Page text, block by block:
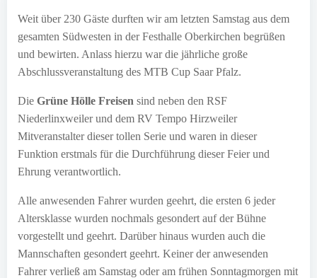
Weit über 230 Gäste durften wir am letzten Samstag aus dem
gesamten Südwesten in der Festhalle Oberkirchen begrüßen
und bewirten. Anlass hierzu war die jährliche große
Abschlussveranstaltung des MTB Cup Saar Pfalz.
Die Grüne Hölle Freisen sind neben den RSF
Niederlinxweiler und dem RV Tempo Hirzweiler
Mitveranstalter dieser tollen Serie und waren in dieser
Funktion erstmals für die Durchführung dieser Feier und
Ehrung verantwortlich.
Alle anwesenden Fahrer wurden geehrt, die ersten 6 jeder
Altersklasse wurden nochmals gesondert auf der Bühne
vorgestellt und geehrt. Darüber hinaus wurden auch die
Mannschaften gesondert geehrt. Keiner der anwesenden
Fahrer verließ am Samstag oder am frühen Sonntagmorgen mit